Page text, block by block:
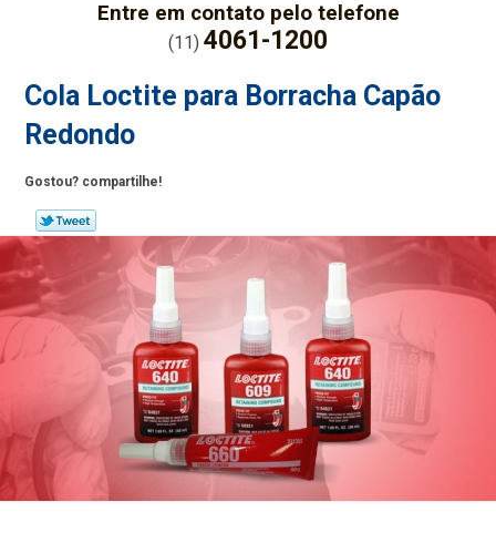
Entre em contato pelo telefone
(11) 4061-1200
Cola Loctite para Borracha Capão
Redondo
Gostou? compartilhe!